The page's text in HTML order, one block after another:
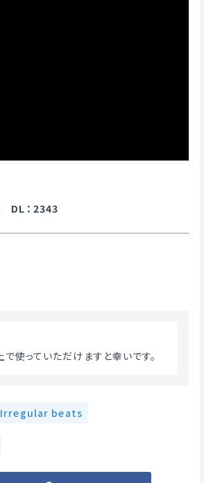
DL ： 2343
使っていただけますと幸いです。
Irregular beats